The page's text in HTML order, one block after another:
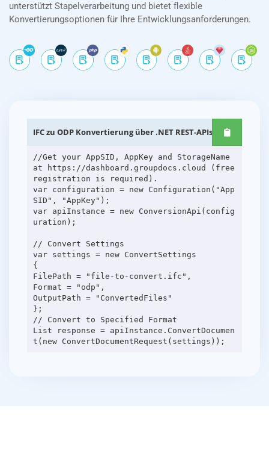
unterstützt Stapelverarbeitung und bietet flexible
Konvertierungsoptionen für Ihre Entwicklungsanforderungen.
IFC zu ODP Konvertierung über .NET REST-APIs
//Get your AppSID, AppKey and StorageName
at https://dashboard.groupdocs.cloud (free
registration is required).
var configuration = new Configuration("App
SID", "AppKey");
var apiInstance = new ConversionApi(config
uration);
// Convert Settings
var settings = new ConvertSettings
{
FilePath = "file-to-convert.ifc",
Format = "odp",
OutputPath = "ConvertedFiles"
};
// Convert to Specified Format
List response = apiInstance.ConvertDocumen